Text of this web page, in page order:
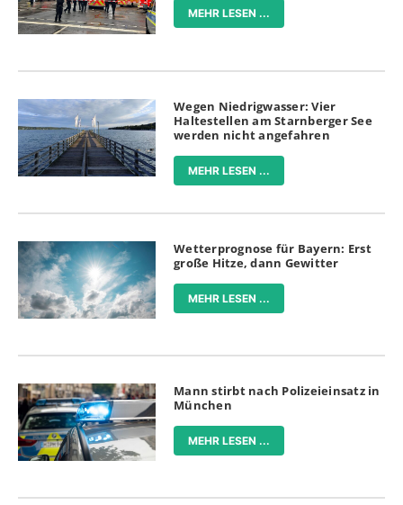
MEHR LESEN ...
Wegen Niedrigwasser: Vier
Haltestellen am Starnberger See
werden nicht angefahren
MEHR LESEN ...
Wetterprognose für Bayern: Erst
große Hitze, dann Gewitter
MEHR LESEN ...
Mann stirbt nach Polizeieinsatz in
München
MEHR LESEN ...